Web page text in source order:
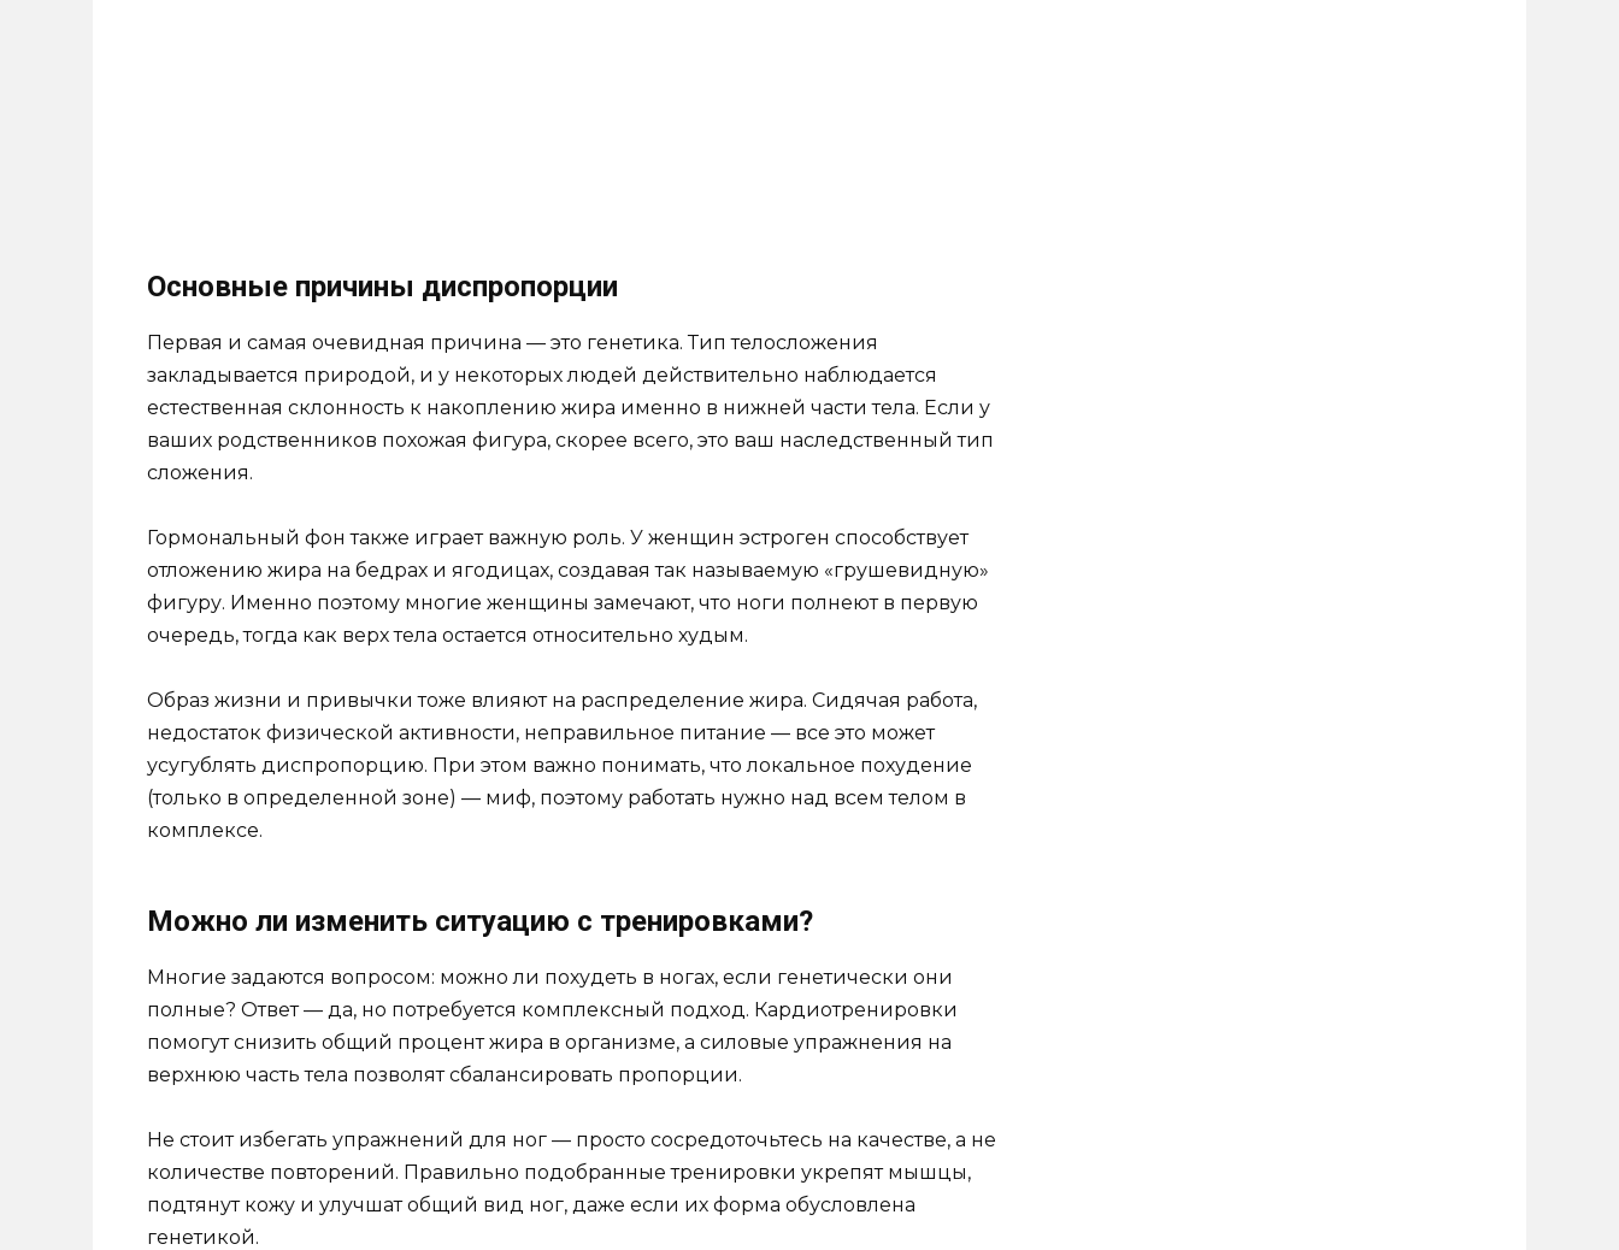
Основные причины диспропорции
Первая и самая очевидная причина — это генетика. Тип телосложения
закладывается природой, и у некоторых людей действительно наблюдается
естественная склонность к накоплению жира именно в нижней части тела. Если у
ваших родственников похожая фигура, скорее всего, это ваш наследственный тип
сложения.
Гормональный фон также играет важную роль. У женщин эстроген способствует
отложению жира на бедрах и ягодицах, создавая так называемую «грушевидную»
фигуру. Именно поэтому многие женщины замечают, что ноги полнеют в первую
очередь, тогда как верх тела остается относительно худым.
Образ жизни и привычки тоже влияют на распределение жира. Сидячая работа,
недостаток физической активности, неправильное питание — все это может
усугублять диспропорцию. При этом важно понимать, что локальное похудение
(только в определенной зоне) — миф, поэтому работать нужно над всем телом в
комплексе.
Можно ли изменить ситуацию с тренировками?
Многие задаются вопросом: можно ли похудеть в ногах, если генетически они
полные? Ответ — да, но потребуется комплексный подход. Кардиотренировки
помогут снизить общий процент жира в организме, а силовые упражнения на
верхнюю часть тела позволят сбалансировать пропорции.
Не стоит избегать упражнений для ног — просто сосредоточьтесь на качестве, а не
количестве повторений. Правильно подобранные тренировки укрепят мышцы,
подтянут кожу и улучшат общий вид ног, даже если их форма обусловлена
генетикой.